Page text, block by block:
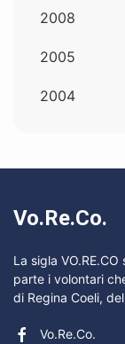
2008
2005
2004
Vo.Re.Co.
La sigla
parte i volontari
di Regina Coeli,
Vo.Re.Co.